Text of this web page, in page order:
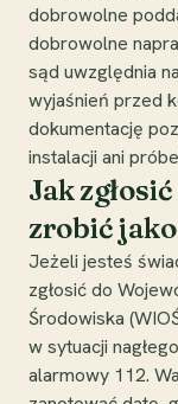
dobrowolne
dobrowolne
sąd uwzględnia
wyjaśnień przed
dokumentację
instalacji ani
Jak
zrobić
Jeżeli jesteś
zgłosić do
Środowiska
w sytuacji
alarmowy 112.